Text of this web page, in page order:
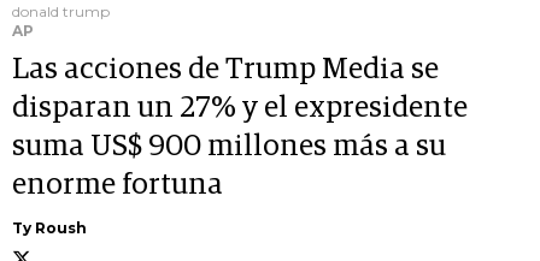
donald trump
AP
Las acciones de Trump Media se
disparan un 27% y el expresidente
suma US$ 900 millones más a su
enorme fortuna
Ty Roush